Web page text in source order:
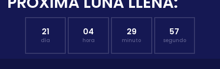
21
día
04
hora
29
minuto
56
segundo